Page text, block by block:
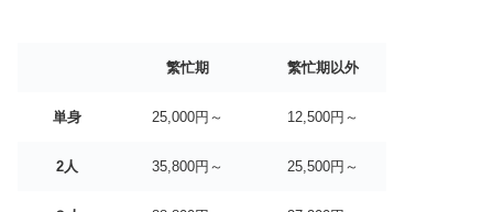
繁忙期 繁忙期以外
単身 25,000円～ 12,500円～
2人 35,800円～ 25,500円～